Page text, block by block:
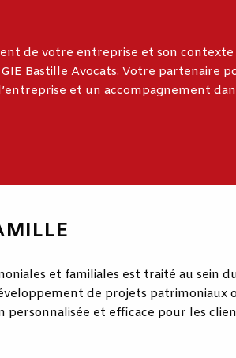
de votre entreprise et son
Bastille Avocats. Votre partenaire
et un accompagnement
et familiales est traité au sein
de projets patrimoniaux
et efficace pour les